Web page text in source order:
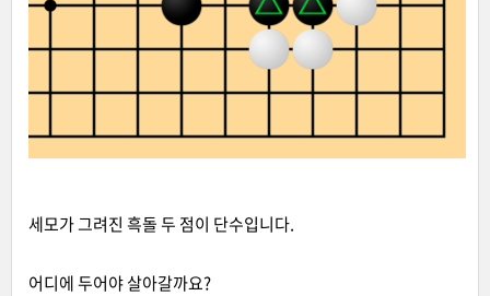
세모가 그려진 흑돌 두 점이 단수입니다.
어디에 두어야 살아갈까요?